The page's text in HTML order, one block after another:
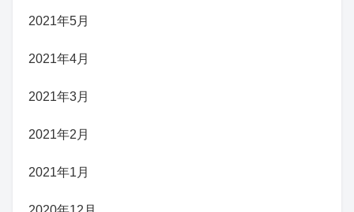
2021年5月
2021年4月
2021年3月
2021年2月
2021年1月